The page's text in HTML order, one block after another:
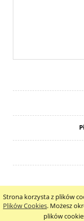
Strona korzysta z plików
Plików Cookies. Możesz
plików